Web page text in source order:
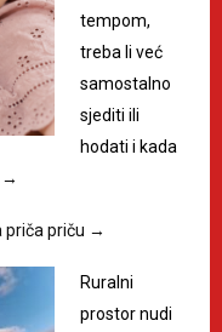
tempom,
treba li već
samostalno
sjediti ili
hodati i kada
→
priču →
Ruralni
prostor nudi